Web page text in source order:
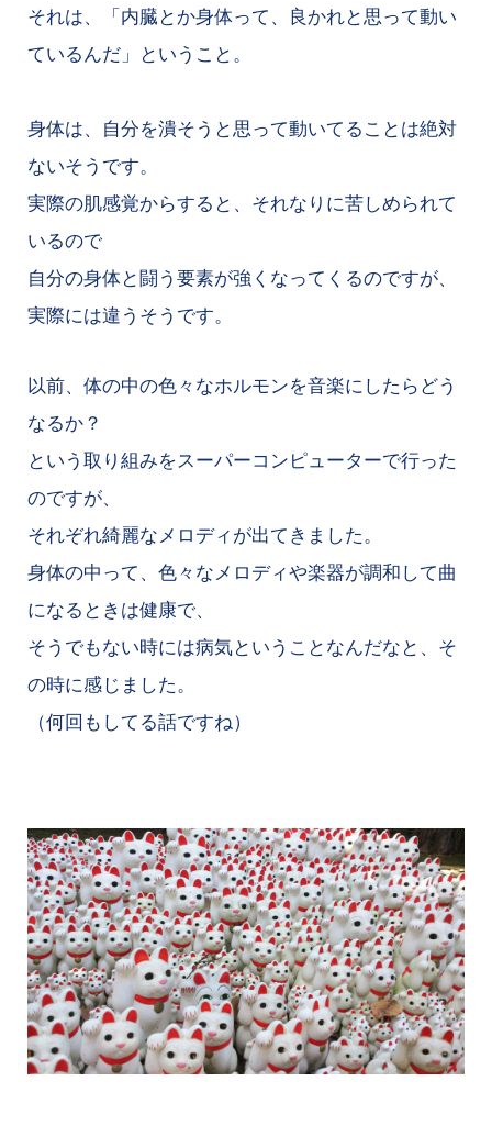
それは、「内臓とか身体って、良かれと思って動い
ているんだ」ということ。
身体は、自分を潰そうと思って動いてることは絶対
ないそうです。
実際の肌感覚からすると、それなりに苦しめられて
いるので
自分の身体と闘う要素が強くなってくるのですが、
実際には違うそうです。
以前、体の中の色々なホルモンを音楽にしたらどう
なるか？
という取り組みをスーパーコンピューターで行った
のですが、
それぞれ綺麗なメロディが出てきました。
身体の中って、色々なメロディや楽器が調和して曲
になるときは健康で、
そうでもない時には病気ということなんだなと、そ
の時に感じました。
（何回もしてる話ですね）